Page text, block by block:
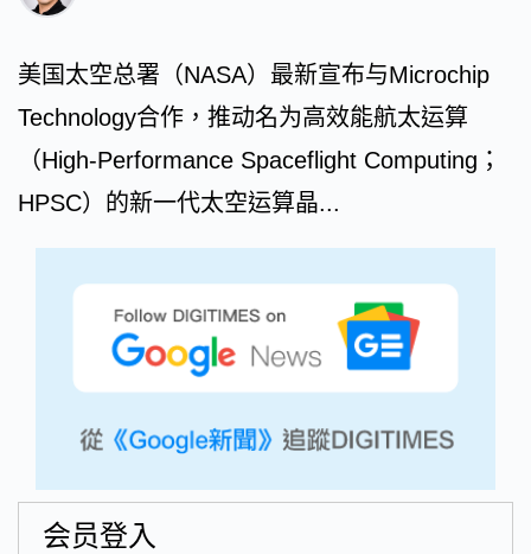
美国太空总署（NASA）最新宣布与Microchip
Technology合作，推动名为高效能航太运算
（High-Performance Spaceflight Computing；
HPSC）的新一代太空运算晶...
会员登入